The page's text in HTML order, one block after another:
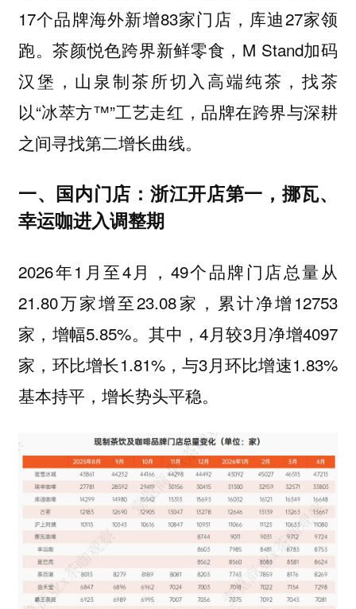
17个品牌海外新增83家门店，库迪27家领
跑。茶颜悦色跨界新鲜零食，M Stand加码
汉堡，山泉制茶所切入高端纯茶，找茶
以“冰萃方™”工艺走红，品牌在跨界与深耕
之间寻找第二增长曲线。
一、国内门店：浙江开店第一，挪瓦、
幸运咖进入调整期
2026年1月至4月，49个品牌门店总量从
21.80万家增至23.08家，累计净增12753
家，增幅5.85%。其中，4月较3月净增4097
家，环比增长1.81%，与3月环比增速1.83%
基本持平，增长势头平稳。